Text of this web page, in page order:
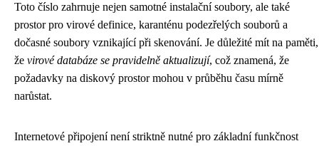
Toto číslo zahrnuje nejen samotné instalační soubory, ale také
prostor pro virové definice, karanténu podezřelých souborů a
dočasné soubory vznikající při skenování. Je důležité mít na paměti,
že virové databáze se pravidelně aktualizují, což znamená, že
požadavky na diskový prostor mohou v průběhu času mírně
narůstat.
Internetové připojení není striktně nutné pro základní funkčnost